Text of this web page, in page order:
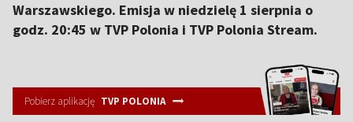
Warszawskiego. Emisja w niedzielę 1 sierpnia o
godz. 20:45 w TVP Polonia i TVP Polonia Stream.
Pobierz aplikację TVP POLONIA